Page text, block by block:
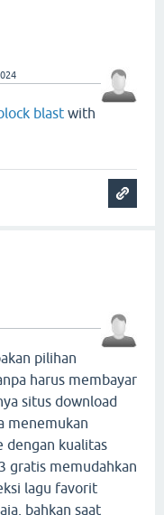
blast with
pilihan
harus membayar
situs download
menemukan
dengan kualitas
gratis memudahkan
lagu favorit
bahkan saat